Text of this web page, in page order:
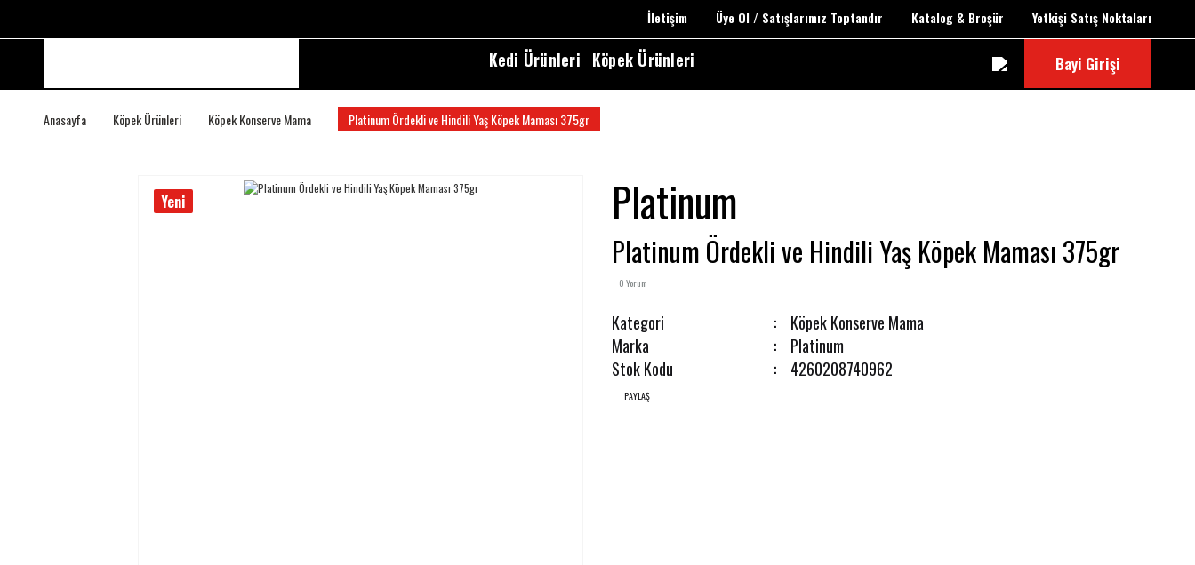
İletişim Üye Ol / Satışlarımız Toptandır Katalog & Broşür Yetkişi Satış Noktaları
Kedi Ürünleri Köpek Ürünleri Bayi Girişi
Anasayfa Köpek Ürünleri Köpek Konserve Mama Platinum Ördekli ve Hindili Yaş Köpek Maması 375gr
Yeni Platinum
Platinum Ördekli ve Hindili Yaş Köpek Maması 375gr
0 Yorum
Kategori
Köpek Konserve Mama
Marka
Platinum
Stok Kodu
4260208740962
PAYLAŞ